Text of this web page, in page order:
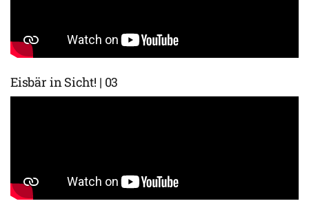
Eisbär in Sicht! | 03